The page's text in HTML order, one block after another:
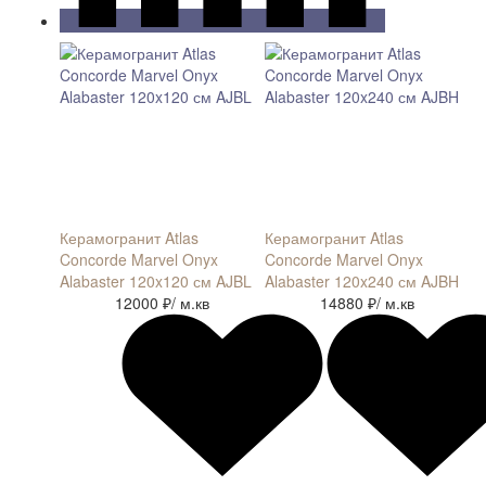
Керамогранит Atlas
Concorde Marvel Onyx
Alabaster 120x120 см AJBL
12000 ₽/ м.кв
Керамогранит Atlas
Concorde Marvel Onyx
Alabaster 120x240 см AJBH
14880 ₽/ м.кв